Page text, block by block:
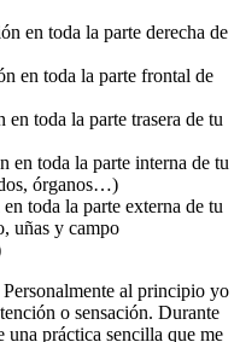
en toda la parte derecha de
en toda la parte frontal de
toda la parte trasera de tu
en toda la parte interna de tu
órganos…)
toda la parte externa de tu
uñas y campo
al principio yo
o sensación. Durante
práctica sencilla que me